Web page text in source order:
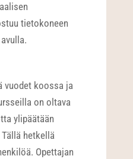
tietokoneen
vuodet koossa ja
on oltava
ylipäätään
hetkellä
Opettajan